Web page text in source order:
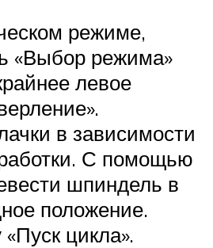
режиме,
«Выбор режима»
левое
в зависимости
С помощью
шпиндель в
положение.
цикла».